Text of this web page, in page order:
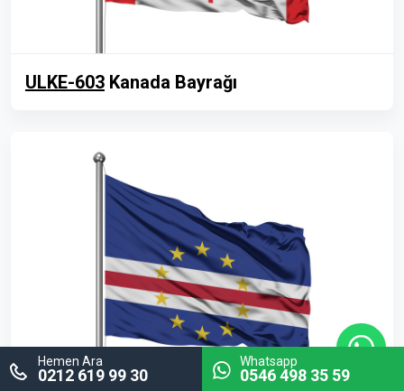
ULKE-603 Kanada Bayrağı
Hemen Ara
0212 619 99 30
Whatsapp
0546 498 35 59